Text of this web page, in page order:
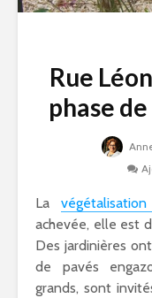
Rue
phase
La
achevée, elle est
Des jardinières
de pavés
grands, sont